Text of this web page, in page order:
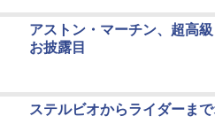
アストン・マーチン、超高
お披露目
ステルビオからライダーま